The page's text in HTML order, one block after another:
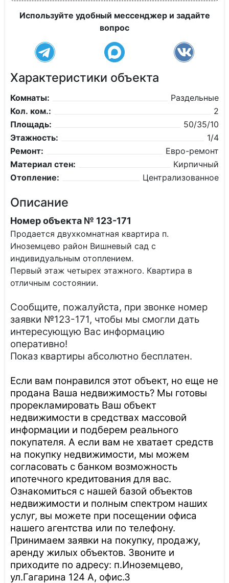
Используйте удобный мессенджер и задайте
вопрос
Характеристики объекта
Комнаты:
Раздельные
Кол. ком.:
2
Площадь:
50/35/10
Этажность:
1/4
Ремонт:
Евро-ремонт
Материал стен:
Кирпичный
Отопление:
Централизованное
Описание
Номер объекта № 123-171
Продается двухкомнатная квартира п.
Иноземцево район Вишневый сад с
индивидуальным отоплением.
Первый этаж четырех этажного. Квартира в
отличным состоянии.
Сообщите, пожалуйста, при звонке номер
заявки №123-171, чтобы мы смогли дать
интересующую Вас информацию
оперативно!
Показ квартиры абсолютно бесплатен.
Если вам понравился этот объект, но еще не
продана Ваша недвижимость? Мы готовы
прорекламировать Ваш объект
недвижимости в средствах массовой
информации и подберем реального
покупателя. А если вам не хватает средств
на покупку недвижимости, мы можем
согласовать с банком возможность
ипотечного кредитования для вас.
Ознакомиться с нашей базой объектов
недвижимости и полным спектром наших
услуг, вы можете при посещении офиса
нашего агентства или по телефону.
Принимаем заявки на покупку, продажу,
аренду жилых объектов. Звоните и
приходите по адресу: п.Иноземцево,
ул.Гагарина 124 А, офис.3